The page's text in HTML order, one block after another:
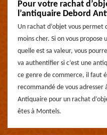
Pour votre rachat
l’antiquaire Debord
Un rachat d’objet vous
moins cher. Si on vous propose
quelle est sa valeur, vous
va authentifier si c’est une
ce genre de commerce, il faut
recommandé de vous
Antiquaire pour un rachat
êtes à Montels.